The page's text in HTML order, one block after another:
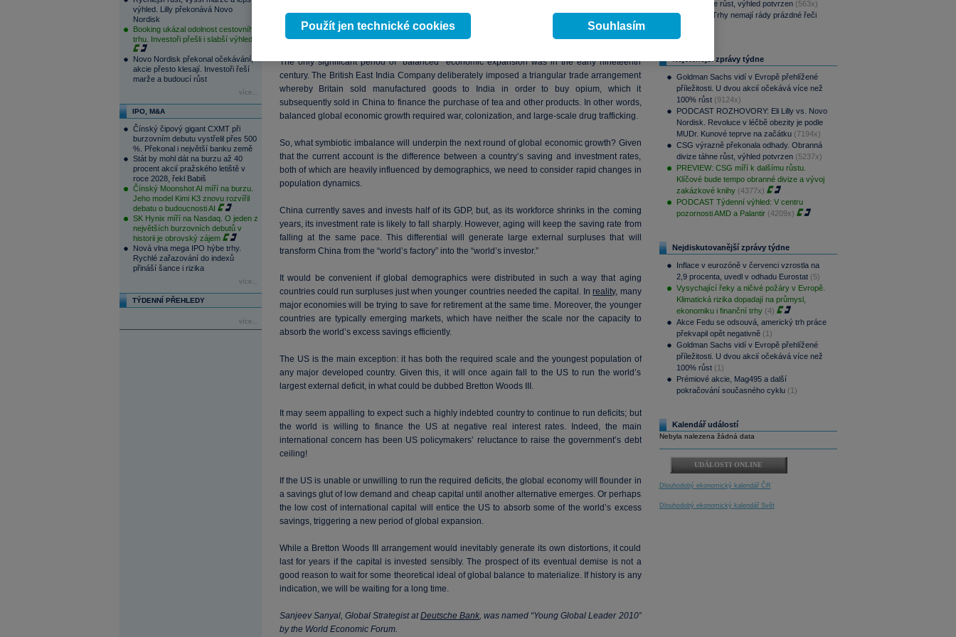
výhled. Lilly překonává Novo
Nordisk
Booking ukázal odolnost cestovního
trhu. Investoři přešli i slabší výhled
Novo Nordisk překonal očekávání,
akcie přesto klesají. Investoři řeší
marže a budoucí růst
více...
IPO, M&A
Čínský čipový gigant CXMT při
burzovním debutu vystřelil přes 500
%. Překonal i největší banku země
Stát by mohl dát na burzu až 40
procent akcií pražského letiště v
roce 2028, řekl Babiš
Čínský Moonshot AI míří na burzu.
Jeho model Kimi K3 znovu rozvířil
debatu o budoucnosti AI
SK Hynix míří na Nasdaq. O jeden z
největších burzovních debutů v
historii je obrovský zájem
Nová vlna mega IPO hýbe trhy.
Rychlé zařazování do indexů
přináší šance i rizika
více...
TÝDENNÍ PŘEHLEDY
více...
capital. But these distortions did not prevent unbalanced systems from enduring for long
periods.
The only significant period of “balanced” economic expansion was in the early nineteenth
century. The British East India Company deliberately imposed a triangular trade arrangement
whereby Britain sold manufactured goods to India in order to buy opium, which it
subsequently sold in China to finance the purchase of tea and other products. In other words,
balanced global economic growth required war, colonization, and large-scale drug trafficking.
So, what symbiotic imbalance will underpin the next round of global economic growth? Given
that the current account is the difference between a country’s saving and investment rates,
both of which are heavily influenced by demographics, we need to consider rapid changes in
population dynamics.
China currently saves and invests half of its GDP, but, as its workforce shrinks in the coming
years, its investment rate is likely to fall sharply. However, aging will keep the saving rate from
falling at the same pace. This differential will generate large external surpluses that will
transform China from the “world’s factory” into the “world’s investor.”
It would be convenient if global demographics were distributed in such a way that aging
countries could run surpluses just when younger countries needed the capital. Inreality, many
major economies will be trying to save for retirement at the same time. Moreover, the younger
countries are typically emerging markets, which have neither the scale nor the capacity to
absorb the world’s excess savings efficiently.
The US is the main exception: it has both the required scale and the youngest population of
any major developed country. Given this, it will once again fall to the US to run the world’s
largest external deficit, in what could be dubbed Bretton Woods III.
It may seem appalling to expect such a highly indebted country to continue to run deficits; but
the world is willing to finance the US at negative real interest rates. Indeed, the main
international concern has been US policymakers’ reluctance to raise the government’s debt
ceiling!
If the US is unable or unwilling to run the required deficits, the global economy will flounder in
a savings glut of low demand and cheap capital until another alternative emerges. Or perhaps
the low cost of international capital will entice the US to absorb some of the world’s excess
savings, triggering a new period of global expansion.
While a Bretton Woods III arrangement would inevitably generate its own distortions, it could
last for years if the capital is invested sensibly. The prospect of its eventual demise is not a
good reason to wait for some theoretical ideal of global balance to materialize. If history is any
indication, we will be waiting for a long time.
Sanjeev Sanyal, Global Strategist atDeutsche Bank, was named “Young Global Leader 2010”
by the World Economic Forum.
divize táhne růst, výhled potvrzen (563x)
Víkendář: Trhy nemají rády prázdné řeči
Nejčtenější zprávy týdne
Goldman Sachs vidí v Evropě přehlížené
příležitosti. U dvou akcií očekává více než
100% růst (9124x)
PODCAST ROZHOVORY: Eli Lilly vs. Novo
Nordisk. Revoluce v léčbě obezity je podle
MUDr. Kunové teprve na začátku (7194x)
CSG výrazně překonala odhady. Obranná
divize táhne růst, výhled potvrzen (5237x)
PREVIEW: CSG míří k dalšímu růstu.
Klíčové bude tempo obranné divize a vývoj
zakázkové knihy (4377x)
PODCAST Týdenní výhled: V centru
pozornosti AMD a Palantir (4209x)
Nejdiskutovanější zprávy týdne
Inflace v eurozóně v červenci vzrostla na
2,9 procenta, uvedl v odhadu Eurostat (5)
Vysychající řeky a ničivé požáry v Evropě.
Klimatická rizika dopadají na průmysl,
ekonomiku i finanční trhy (4)
Akce Fedu se odsouvá, americký trh práce
překvapil opět negativně (1)
Goldman Sachs vidí v Evropě přehlížené
příležitosti. U dvou akcií očekává více než
100% růst (1)
Prémiové akcie, Mag495 a další
pokračování současného cyklu (1)
Kalendář událostí
Nebyla nalezena žádná data
UDÁLOSTI ONLINE
Dlouhodobý ekonomický kalendář ČR
Dlouhodobý ekonomický kalendář Svět
Použít jen technické cookies Souhlasím